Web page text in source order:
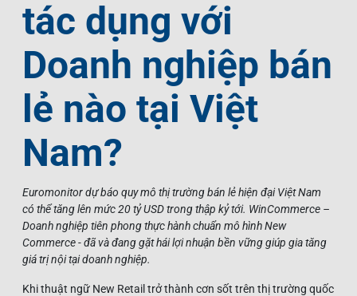
tác dụng với
Doanh nghiệp bán
lẻ nào tại Việt
Nam?
Euromonitor dự báo quy mô thị trường bán lẻ hiện đại Việt Nam
có thể tăng lên mức 20 tỷ USD trong thập kỷ tới. WinCommerce –
Doanh nghiệp tiên phong thực hành chuẩn mô hình New
Commerce - đã và đang gặt hái lợi nhuận bền vững giúp gia tăng
giá trị nội tại doanh nghiệp.
Khi thuật ngữ New Retail trở thành cơn sốt trên thị trường quốc